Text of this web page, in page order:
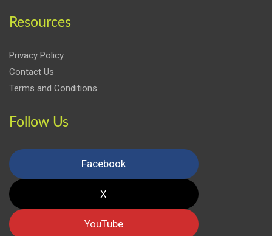
Resources
Privacy Policy
Contact Us
Terms and Conditions
Follow Us
Facebook
X
YouTube